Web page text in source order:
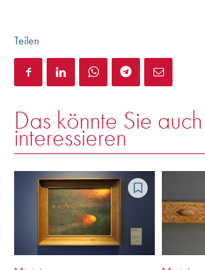
Teilen
Das könnte Sie auch
interessieren